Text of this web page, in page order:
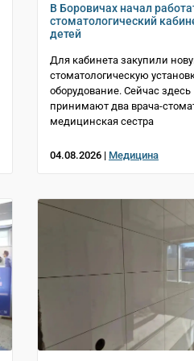
В Боровичах начал
стоматологический
детей
Для кабинета закупили
стоматологическую
оборудование. Сейчас здесь
принимают два врача-
медицинская сестра
04.08.2026 | Медицина